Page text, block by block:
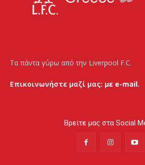
Τα πάντα γύρω από την Liverpool F.C.
Επικοινωνήστε μαζί μας: με e-mail.
Βρείτε μας στα Social